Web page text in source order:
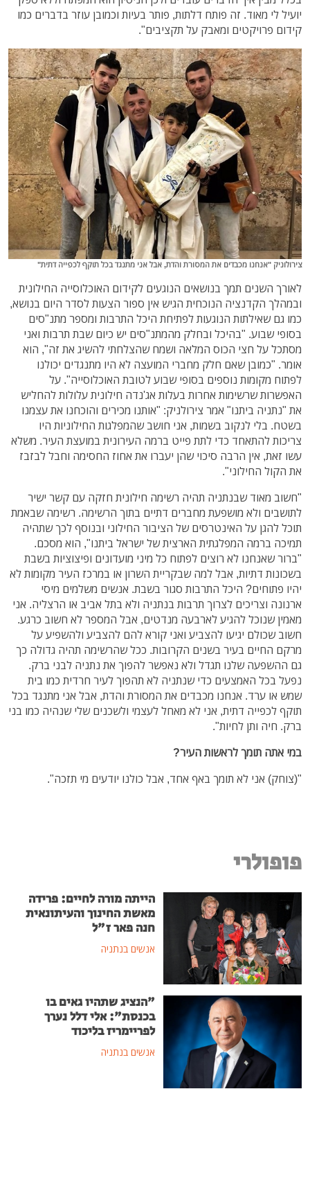
יועיל לי מאוד. זה פותח דלתות, פותר בעיות וכמובן עוזר בדברים כמו
קידום פרויקטים ומאבק על תקציבים".
צירולוניק "אנחנו מכבדים את המסורת והדת, אבל אני מתנגד בכל תוקף לכפייה דתית"
לאורך השנים תמך בנושאים הנוגעים לקידום האוכלוסייה החילונית
ובמהלך הקדנציה הנוכחית הגיש אין ספור הצעות לסדר היום בנושא,
כמו גם שאילתות הנוגעות לפתיחת היכל התרבות ומספר מתנ"סים
בסופי שבוע. "בהיכל ובחלק מהמתנ"סים יש כיום שבת תרבות ואני
מסתכל על חצי הכוס המלאה ושמח שהצלחתי להשיג את זה", הוא
אומר. "כמובן שאם חלק מחברי המועצה לא היו מתנגדים יכולנו
לפתוח מקומות נוספים בסופי שבוע לטובת האוכלוסייה". על
האפשרות שרשימות אחרות בעלות אג'נדה חילונית עלולות להחליש
את "נתניה ביתנו" אמר צירולניק: "אותנו מכירים והוכחנו את עצמנו
בשטח. בלי לנקוב בשמות, אני חושב שהמפלגות החילוניות היו
צריכות להתאחד כדי לתת פייט ברמה העירונית במועצת העיר. משלא
עשו זאת, אין הרבה סיכוי שהן יעברו את אחוז החסימה וחבל לבזבז
את הקול החילוני".
"חשוב מאוד שבנתניה תהיה רשימה חילונית חזקה עם קשר ישיר
לתושבים ולא מושפעת מחברים דתיים בתוך הרשימה. רשימה שבאמת
תוכל להגן על האינטרסים של הציבור החילוני ובנוסף לכך שתהיה
תמיכה ברמה המפלגתית הארצית של ישראל ביתנו", הוא מסכם.
"ברור שאנחנו לא רוצים לפתוח כל מיני מועדונים ופיצוציות בשבת
בשכונות דתיות, אבל למה שבקריית השרון או במרכז העיר מקומות לא
יהיו פתוחים? היכל התרבות סגור בשבת. אנשים משלמים מיסי
ארנונה וצריכים לצרוך תרבות בנתניה ולא בתל אביב או הרצליה. אני
מאמין שנוכל להגיע לארבעה מנדטים, אבל המספר לא חשוב כרגע.
חשוב שכולם יגיעו להצביע ואני קורא להם להצביע ולהשפיע על
מרקם החיים בעיר בשנים הקרובות. ככל שהרשימה תהיה גדולה כך
גם ההשפעה שלנו תגדל ולא נאפשר להפוך את נתניה לבני ברק.
נפעל בכל האמצעים כדי שנתניה לא תהפוך לעיר חרדית כמו בית
שמש או ערד. אנחנו מכבדים את המסורת והדת, אבל אני מתנגד בכל
תוקף לכפייה דתית, אני לא מאחל לעצמי ולשכנים שלי שנהיה כמו בני
ברק. חיה ותן לחיות".
במי אתה תומך לראשות העיר?
"(צוחק) אני לא תומך באף אחד, אבל כולנו יודעים מי תזכה".
פופולרי
הייתה מורה לחיים: פרידה
מאשת החינוך והעיתונאית
חנה פאר ז"ל
אנשים בנתניה
"הנציג שתהיו גאים בו
בכנסת": אלי דלל נערך
לפריימריז בליכוד
אנשים בנתניה